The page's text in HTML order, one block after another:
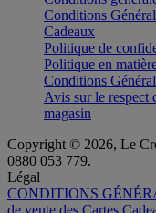
Conditions
Cadeaux
Politique de
Politique en
Conditions
Avis sur le respect
magasin
Copyright © 2026, Le
0880 053 779.
Légal
CONDITIONS